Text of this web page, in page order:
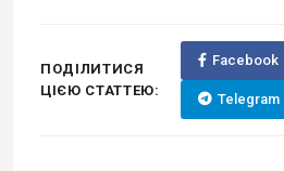
ПОДІЛИТИСЯ
ЦІЄЮ СТАТТЕЮ:
Facebook
Telegram